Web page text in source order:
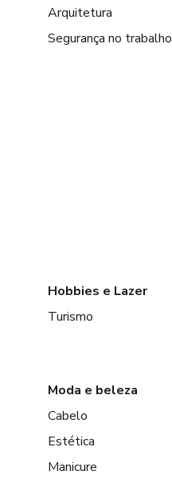
Arquitetura
Segurança no trabalho
Hobbies e Lazer
Turismo
Moda e beleza
Cabelo
Estética
Manicure